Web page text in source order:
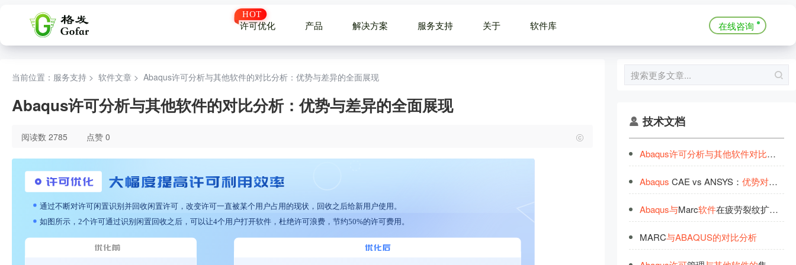
许可优化 产品 解决方案 服务支持 关于 软件库 在线咨询
当前位置：服务支持 > 软件文章 > Abaqus许可分析与其他软件的对比分析：优势与差异的全面展现
Abaqus许可分析与其他软件的对比分析：优势与差异的全面展现
阅读数 2785 点赞 0
技术文档
Abaqus许可分析与其他软件对比：
Abaqus CAE vs ANSYS： 优势对比
Abaqus与Marc软件在疲劳裂纹扩展
MARC与ABAQUS的对比分析